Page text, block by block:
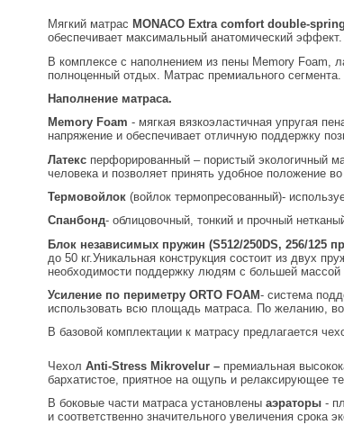
Мягкий матрас MONACO Extra comfort double-spring
обеспечивает максимальный анатомический
В комплексе с наполнением из пены Memory Foam,
полноценный отдых. Матрас премиального сегмента.
Наполнение матраса.
Memory Foam - мягкая вязкоэластичная упругая
напряжение и обеспечивает отличную поддержку
Латексперфорированный – пористый экологичный материал, который используется для увеличения мягкости спального места. Благодаря эластичным свойствам он хорошо подстраивается под тело
человека и позволяет принять удобное положение
Термовойлок (войлок термопресованный)-
Спанбонд- облицовочный, тонкий и прочный
Блок независимых пружин (S512/250DS, 256/125
до 50 кг.Уникальная конструкция состоит из двух
необходимости поддержку людям с большей массой
Усиление по периметру ORTO FOAM- система
использовать всю площадь матраса. По желанию,
В базовой комплектации к матрасу предлагается
Чехол Anti-Stress Mikrovelur – премиальная
бархатистое, приятное на ощупь и релаксирующее
В боковые части матраса установлены аэраторы-
и соответственно значительного увеличения срока